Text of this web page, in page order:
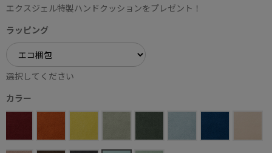
エクスジェル特製ハンドクッションをプレゼント！
ラッピング
選択してください
カラー